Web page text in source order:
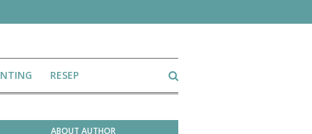
RESEP
ABOUT AUTHOR